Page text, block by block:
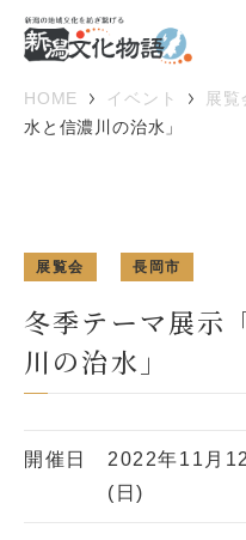
HOME イベント 展覧
水と信濃川の治水」
展覧会 長岡市
冬季テーマ展示
川の治水」
開催日
2022年11月
(日)